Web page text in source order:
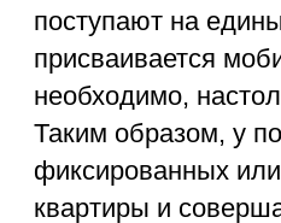
поступают на
присваивается
необходимо,
Таким образом, у
фиксированных
квартиры и